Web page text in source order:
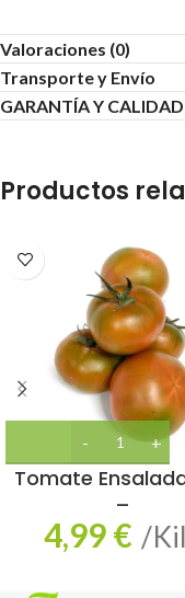
Valoraciones (0)
Transporte y Envío
GARANTÍA Y CALIDAD
Productos
Tomate
–
4,99€ /